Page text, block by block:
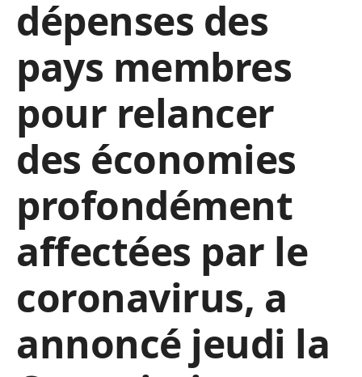
dépenses des
pays membres
pour relancer
des économies
profondément
affectées par le
coronavirus, a
annoncé jeudi la